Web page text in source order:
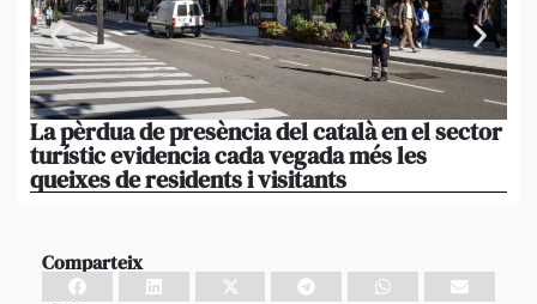
La pèrdua de presència del català en el sector
turístic evidencia cada vegada més les
queixes de residents i visitants
Comparteix